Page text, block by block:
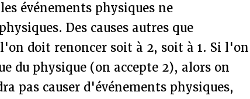
événements physiques ne
Des causes autres que
doit renoncer soit à 2, soit à 1. Si l'on
du physique (on accepte 2), alors on
pas causer d'événements physiques,